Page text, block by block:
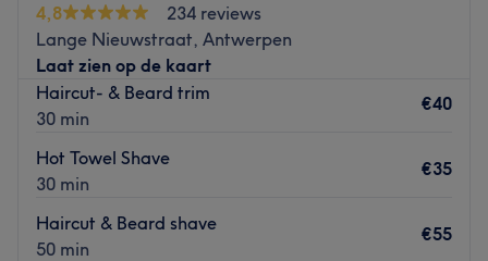
4,8
234 reviews
Lange Nieuwstraat, Antwerpen
Laat zien op de kaart
Haircut- & Beard trim
30 min
€40
Hot Towel Shave
30 min
€35
Haircut & Beard shave
50 min
€55